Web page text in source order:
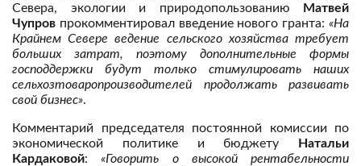
Севера, экологии и природопользованию
Матвей
Чупров прокомментировал введение нового гранта:«На
Крайнем Севере ведение сельского хозяйства требует
больших затрат, поэтому дополнительные формы
господдержки будут только стимулировать наших
сельхозтоваропроизводителей продолжать развивать
свой бизнес».
Комментарий председателя постоянной комиссии по
экономической политике и бюджету
Натальи
Кардаковой:«Говорить о высокой рентабельности